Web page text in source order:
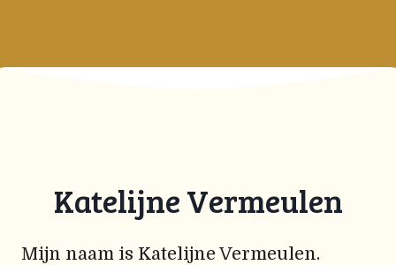
Katelijne Vermeulen
Mijn naam is Katelijne Vermeulen.